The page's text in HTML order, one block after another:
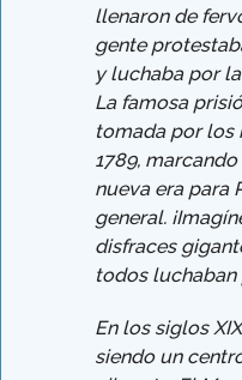
llenaron de
gente
y luchaba por
La famosa
tomada por los
1789,
nueva era para
general.
disfraces
todos luchaban
En los siglos
siendo un